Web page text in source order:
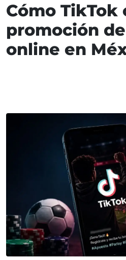
Cómo TikTok
promoción
online en